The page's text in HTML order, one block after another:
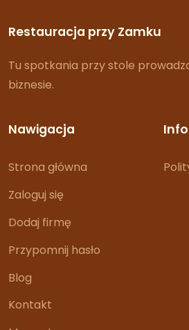
Restauracja przy Zamku
Tu spotkania przy stole
biznesie.
Nawigacja
Strona główna
Zaloguj się
Dodaj firmę
Przypomnij hasło
Blog
Kontakt